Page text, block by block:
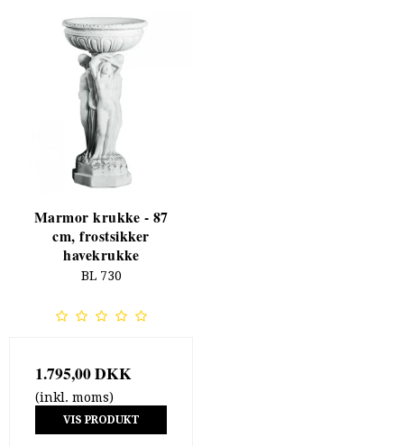
Marmor krukke - 87
cm, frostsikker
havekrukke
BL 730
1.795,00 DKK
(inkl. moms)
VIS PRODUKT